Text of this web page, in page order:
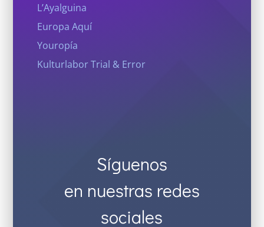
L’Ayalguina
Europa Aquí
Youropía
Kulturlabor Trial & Error
Síguenos
en nuestras redes
sociales